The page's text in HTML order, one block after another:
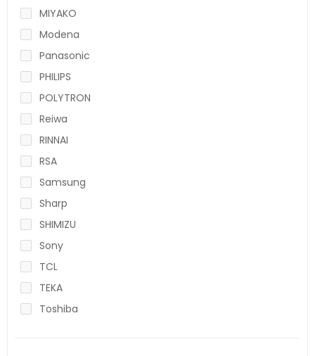
MIYAKO
Modena
Panasonic
PHILIPS
POLYTRON
Reiwa
RINNAI
RSA
Samsung
Sharp
SHIMIZU
Sony
TCL
TEKA
Toshiba